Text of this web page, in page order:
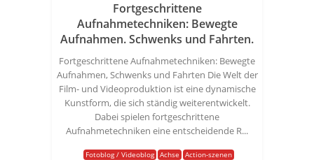
Fortgeschrittene
Aufnahmetechniken: Bewegte
Aufnahmen. Schwenks und Fahrten.
Fortgeschrittene Aufnahmetechniken: Bewegte
Aufnahmen, Schwenks und Fahrten Die Welt der
Film- und Videoproduktion ist eine dynamische
Kunstform, die sich ständig weiterentwickelt.
Dabei spielen fortgeschrittene
Aufnahmetechniken eine entscheidende R...
Fotoblog / Videoblog Achse
Action-szenen